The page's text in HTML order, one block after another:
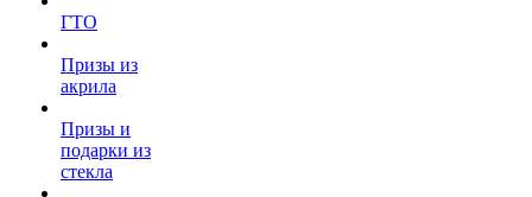
ГТО
Призы из
акрила
Призы и
подарки из
стекла